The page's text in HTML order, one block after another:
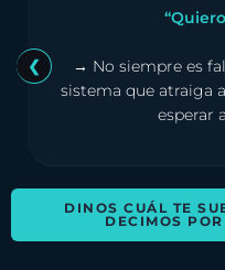
❮
→ No siempre es
sistema que atraiga
esperar
DINOS CUÁL TE
DECIMOS